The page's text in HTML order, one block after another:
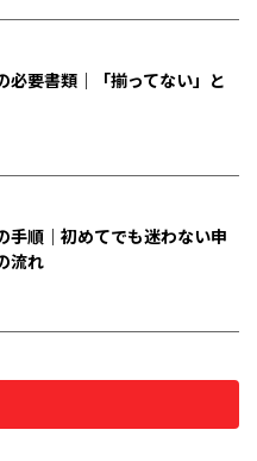
必要書類｜「揃ってない」と
手順｜初めてでも迷わない申
流れ